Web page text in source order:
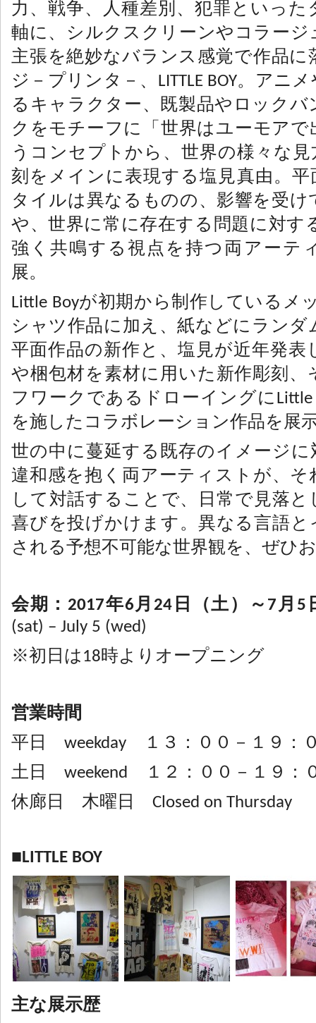
力、戦争、人種差別、犯罪といった
軸に、シルクスクリーンやコラージ
主張を絶妙なバランス感覚で作品に
ジ－プリンタ－、LITTLE BOY。アニ
るキャラクター、既製品やロック
クをモチーフに「世界はユーモアで
うコンセプトから、世界の様々な
刻をメインに表現する塩見真由。平
タイルは異なるものの、影響を受
や、世界に常に存在する問題に対す
強く共鳴する視点を持つ両アーテ
展。
Little Boyが初期から制作しているメ
シャツ作品に加え、紙などにランダ
平面作品の新作と、塩見が近年発表
や梱包材を素材に用いた新作彫刻、
フワークであるドローイングに
を施したコラボレーション作品を展
世の中に蔓延する既存のイメージに
違和感を抱く両アーティストが、そ
して対話することで、日常で見落
喜びを投げかけます。異なる言語と
される予想不可能な世界観を、ぜひ
会期：2017年6月24日（土）～7
(sat) – July 5 (wed)
※初日は18時よりオープニング
営業時間
平日 weekday １３：００－１９：
土日 weekend １２：００－１９：
休廊日 木曜日 Closed on Thursday
■LITTLE BOY
主な展示歴